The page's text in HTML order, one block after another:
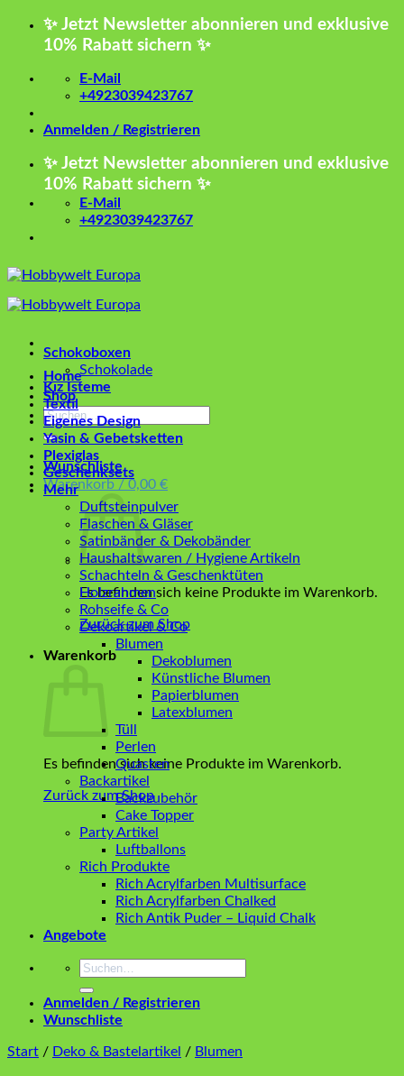
Zum
✨ Jetzt Newsletter abonnieren und exklusive
10% Rabatt sichern ✨
E-Mail
+4923039423767
Anmelden / Registrieren
✨ Jetzt Newsletter abonnieren und exklusive
10% Rabatt sichern ✨
E-Mail
+4923039423767
Home
Shop
Suchen
nach:
Wunschliste
Warenkorb / 0,00 €
Es befinden sich keine Produkte im Warenkorb.
Zurück zum Shop
Warenkorb
Es befinden sich keine Produkte im Warenkorb.
Zurück zum Shop
Schokoboxen
Schokolade
Kız İsteme
Textil
Eigenes Design
Yasin & Gebetsketten
Plexiglas
Geschenksets
Mehr
Duftsteinpulver
Flaschen & Gläser
Satinbänder & Dekobänder
Haushaltswaren / Hygiene Artikeln
Schachteln & Geschenktüten
Holzrahmen
Rohseife & Co
Dekoartikel & Co
Blumen
Dekoblumen
Künstliche Blumen
Papierblumen
Latexblumen
Tüll
Perlen
Quasten
Backartikel
Backzubehör
Cake Topper
Party Artikel
Luftballons
Rich Produkte
Rich Acrylfarben Multisurface
Rich Acrylfarben Chalked
Rich Antik Puder – Liquid Chalk
Angebote
Suchen
Anmelden / Registrieren
Wunschliste
Start / Deko & Bastelartikel / Blumen